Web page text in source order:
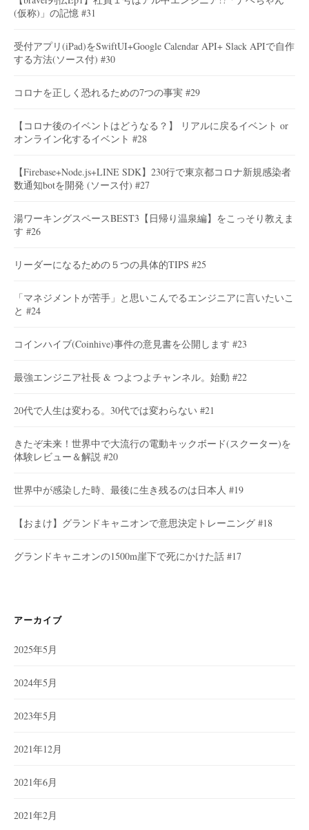
(仮称)」の記憶 #31
受付アプリ(iPad)をSwiftUI+Google Calendar API+ Slack APIで自作
する方法(ソース付) #30
コロナを正しく恐れるための7つの事実 #29
【コロナ後のイベントはどうなる？】 リアルに戻るイベント or
オンライン化するイベント #28
【Firebase+Node.js+LINE SDK】230行で東京都コロナ新規感染者
数通知botを開発 (ソース付) #27
湯ワーキングスペースBEST3【日帰り温泉編】をこっそり教えま
す #26
リーダーになるための５つの具体的TIPS #25
「マネジメントが苦手」と思いこんでるエンジニアに言いたいこ
と #24
コインハイブ(Coinhive)事件の意見書を公開します #23
最強エンジニア社長 & つよつよチャンネル。始動 #22
20代で人生は変わる。30代では変わらない #21
きたぞ未来！世界中で大流行の電動キックボード(スクーター)を
体験レビュー＆解説 #20
世界中が感染した時、最後に生き残るのは日本人 #19
【おまけ】グランドキャニオンで意思決定トレーニング #18
グランドキャニオンの1500m崖下で死にかけた話 #17
アーカイブ
2025年5月
2024年5月
2023年5月
2021年12月
2021年6月
2021年2月